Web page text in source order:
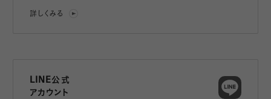
詳しくみる
LINE公式
アカウント